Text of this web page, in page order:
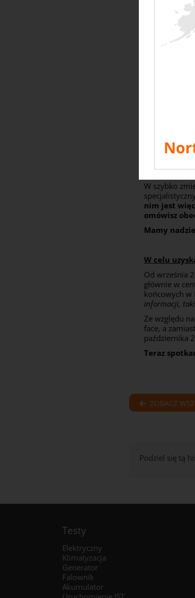
Aby
W szybko
nim jest
omówisz
Mamy
W celu
Od września
głównie w
końcowych w
informacji,
Ze względu
face, a
października
Teraz
ZOBACZ
Podziel się tą
Testy
Elektryczny
Klimatyzacja
Generator
Falownik
Akumulator